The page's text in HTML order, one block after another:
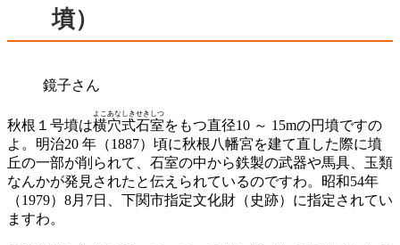
墳）
鏡子さん
秋根１号墳は横穴式石室
よこあなしきせきしつ
をもつ直径10 ～ 15mの円墳ですの
よ。明治20 年（1887）頃に秋根八幡宮を建て直した際に墳
丘の一部が削られて、石室の中から鉄製の武器や馬具、玉類
なんかが発見されたと伝えられているのですわ。昭和54年
（1979）8月7日、下関市指定文化財（史跡）に指定されてい
ますわ。